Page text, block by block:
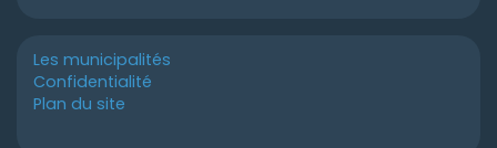
Les municipalités
Confidentialité
Plan du site